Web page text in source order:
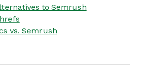
to Semrush
vs. Semrush